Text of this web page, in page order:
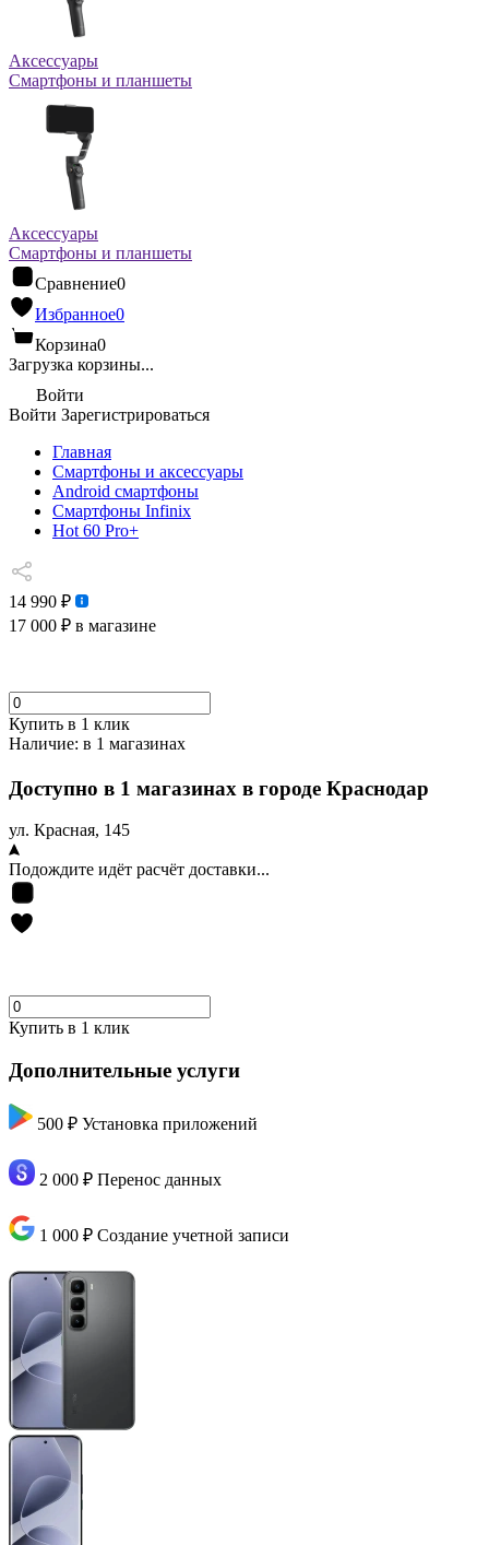
Аксессуары
Смартфоны и планшеты
Аксессуары
Смартфоны и планшеты
Сравнение0
Избранное0
Корзина0
Загрузка корзины...
Войти
Войти Зарегистрироваться
Главная
Смартфоны и аксессуары
Android cмартфоны
Смартфоны Infinix
Hot 60 Pro+
14 990 ₽
17 000 ₽ в магазине
Купить в 1 клик
Наличие: в 1 магазинах
Доступно в 1 магазинах в городе Краснодар
ул. Красная, 145
Подождите идёт расчёт доставки...
Купить в 1 клик
Дополнительные услуги
500 ₽ Установка приложений
2 000 ₽ Перенос данных
1 000 ₽ Создание учетной записи